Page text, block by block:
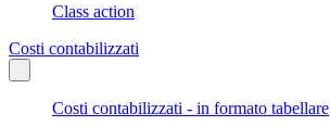
Class action
Costi contabilizzati
Costi contabilizzati - in formato tabellare